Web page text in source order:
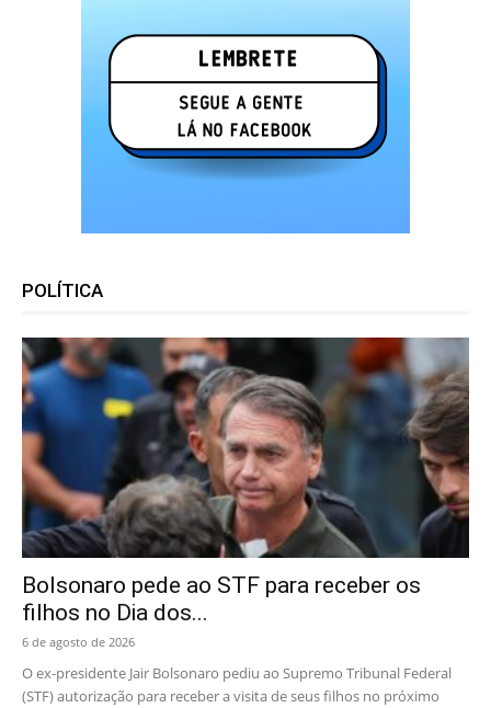
POLÍTICA
Bolsonaro pede ao STF para receber os
filhos no Dia dos...
6 de agosto de 2026
O ex-presidente Jair Bolsonaro pediu ao Supremo Tribunal Federal
(STF) autorização para receber a visita de seus filhos no próximo